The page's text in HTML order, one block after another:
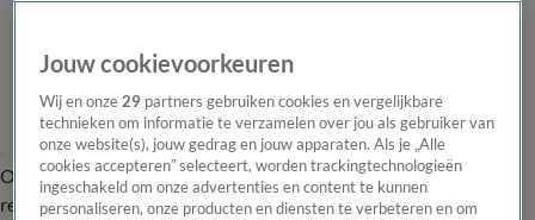
Overzicht Laatste nieuws Regionieuws Het beste van Hart
Tip de
redactie
Jouw cookievoorkeuren
Wij en onze29 partners gebruiken cookies en vergelijkbare
technieken om informatie te verzamelen over jou als gebruiker van
onze website(s), jouw gedrag en jouw apparaten. Als je „Alle
cookies accepteren” selecteert, worden trackingtechnologieën
ingeschakeld om onze advertenties en content te kunnen
personaliseren, onze producten en diensten te verbeteren en om